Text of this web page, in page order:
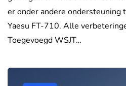
er onder andere ondersteuning
Yaesu FT-710. Alle
Toegevoegd WSJT…